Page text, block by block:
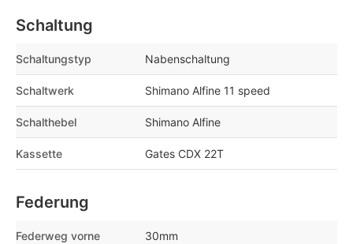
Schaltung
Schaltungstyp Nabenschaltung
Schaltwerk Shimano Alfine 11 speed
Schalthebel Shimano Alfine
Kassette Gates CDX 22T
Federung
Federweg vorne 30mm